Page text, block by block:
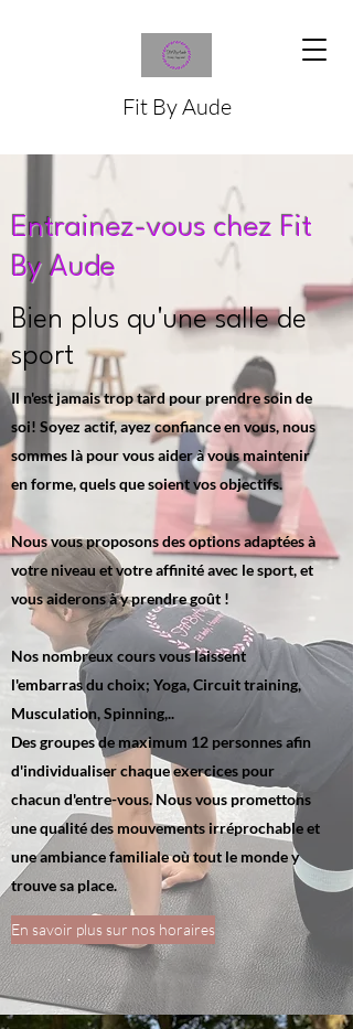
Fit By Aude
Entrainez-vous chez Fit
By Aude
Bien plus qu'une salle de
sport
Il n'est jamais trop tard pour prendre soin de
soi! Soyez actif, ayez confiance en vous, nous
sommes là pour vous aider à vous maintenir
en forme, quels que soient vos objectifs.
Nous vous proposons des options adaptées à
votre niveau et votre affinité avec le sport, et
vous aiderons à y prendre goût !
Nos nombreux cours vous laissent
l'embarras du choix; Yoga, Circuit training,
Musculation, Spinning,..
Des groupes de maximum 12 personnes afin
d'individualiser chaque exercices pour
chacun d'entre-vous. Nous vous promettons
une qualité des mouvements irréprochable et
une ambiance familiale où tout le monde y
trouve sa place.
En savoir plus sur nos horaires